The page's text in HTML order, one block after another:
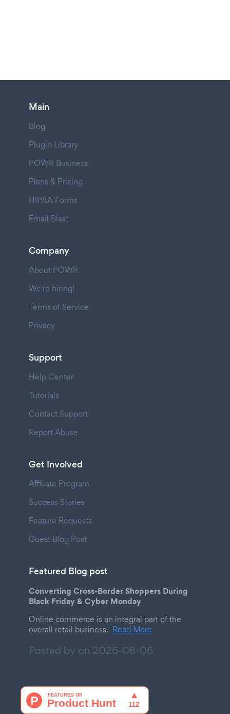
Main
Blog
Plugin Library
POWR Business
Plans & Pricing
HIPAA Forms
Email Blast
Company
About POWR
We're hiring!
Terms of Service
Privacy
Support
Help Center
Tutorials
Contact Support
Report Abuse
Get Involved
Affiliate Program
Success Stories
Feature Requests
Guest Blog Post
Featured Blog post
Converting Cross-Border Shoppers During
Black Friday & Cyber Monday
Online commerce is an integral part of the
overall retail business. Read More
Posted by on 2026-08-06